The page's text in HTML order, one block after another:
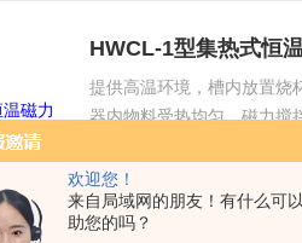
欢迎您！
来自局域网的朋友！有什么可
助您的吗？
HWCL-1型集热式恒
提供高温环境，槽内放置烧
器内物料受热均匀。磁力搅
浴液受热均匀;采用直流无
更新时间：2024-03-19